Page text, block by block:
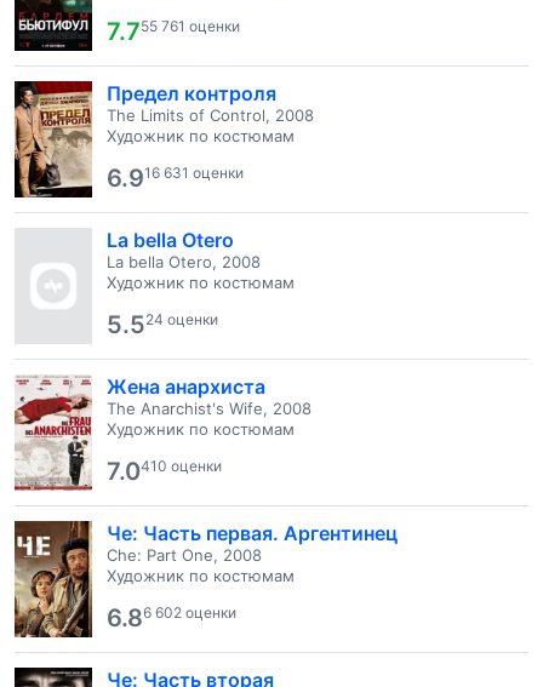
7.755 761 оценки
Предел контроля
The Limits of Control, 2008
Художник по костюмам
6.916 631 оценки
La bella Otero
La bella Otero, 2008
Художник по костюмам
5.524 оценки
Жена анархиста
The Anarchist's Wife, 2008
Художник по костюмам
7.0410 оценки
Че: Часть первая. Аргентинец
Che: Part One, 2008
Художник по костюмам
6.86 602 оценки
Че: Часть вторая